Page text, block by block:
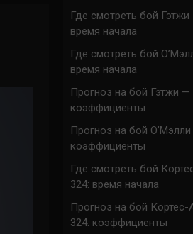
Где смотреть бой
время начала
Где смотреть бой
время начала
Прогноз на бой Гэтжи —
коэффициенты
Прогноз на бой
коэффициенты
Где смотреть бой
324: время начала
Прогноз на бой
324: коэффициенты